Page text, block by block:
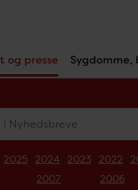
og presse Sygdomme,
2025 2024 2023 2022
2007 2006